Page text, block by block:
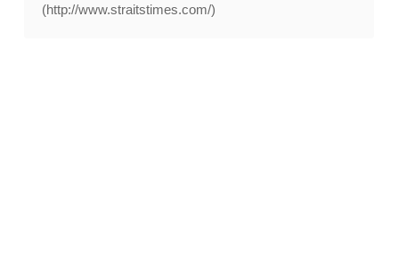
(http://www.straitstimes.com/)